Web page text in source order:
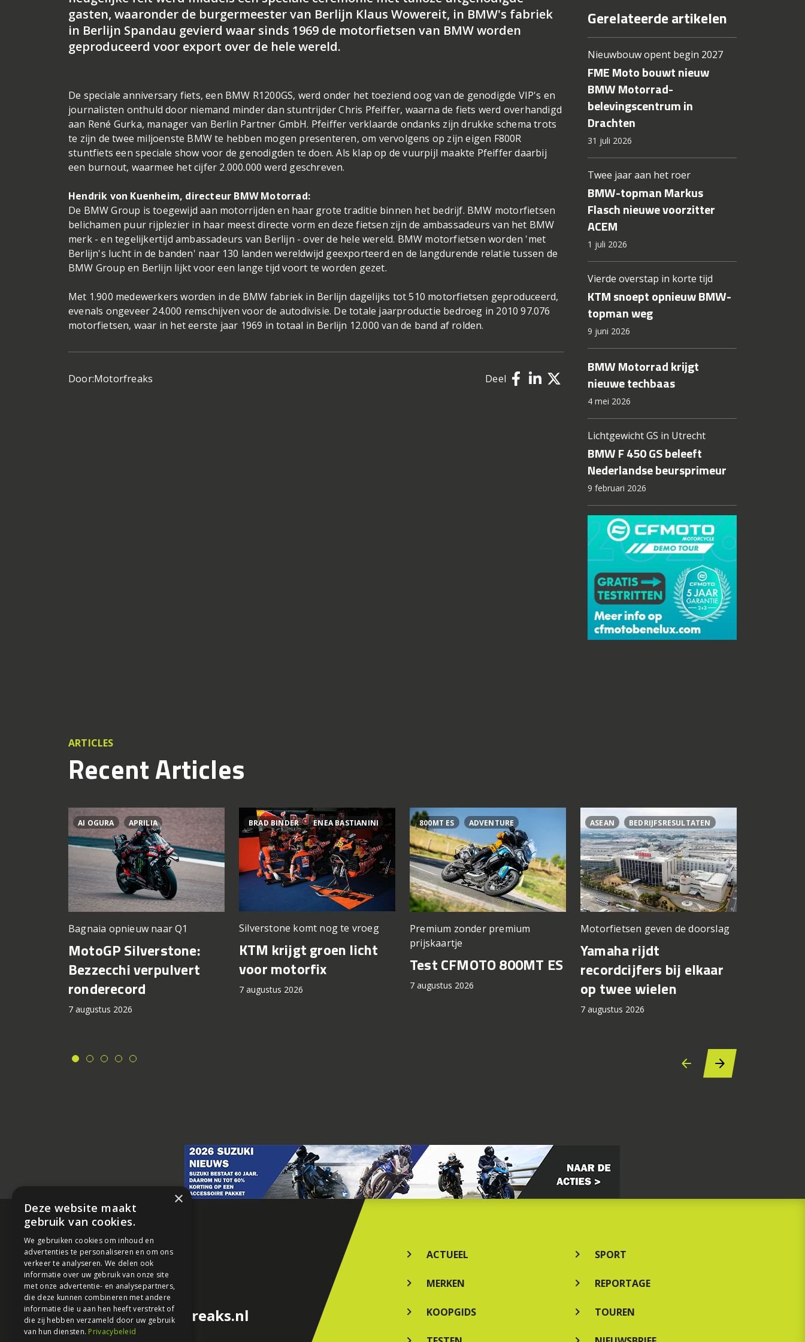
gasten, waaronder de burgermeester van Berlijn Klaus Wowereit, in BMW's fabriek
in Berlijn Spandau gevierd waar sinds 1969 de motorfietsen van BMW worden
geproduceerd voor export over de hele wereld.
De speciale anniversary fiets, een BMW R1200GS, werd onder het toeziend oog van de genodigde VIP's en
journalisten onthuld door niemand minder dan stuntrijder Chris Pfeiffer, waarna de fiets werd overhandigd
aan René Gurka, manager van Berlin Partner GmbH. Pfeiffer verklaarde ondanks zijn drukke schema trots
te zijn de twee miljoenste BMW te hebben mogen presenteren, om vervolgens op zijn eigen F800R
stuntfiets een speciale show voor de genodigden te doen. Als klap op de vuurpijl maakte Pfeiffer daarbij
een burnout, waarmee het cijfer 2.000.000 werd geschreven.
Hendrik von Kuenheim, directeur BMW Motorrad:
De BMW Group is toegewijd aan motorrijden en haar grote traditie binnen het bedrijf. BMW motorfietsen
belichamen puur rijplezier in haar meest directe vorm en deze fietsen zijn de ambassadeurs van het BMW
merk - en tegelijkertijd ambassadeurs van Berlijn - over de hele wereld. BMW motorfietsen worden 'met
Berlijn's lucht in de banden' naar 130 landen wereldwijd geexporteerd en de langdurende relatie tussen de
BMW Group en Berlijn lijkt voor een lange tijd voort te worden gezet.
Met 1.900 medewerkers worden in de BMW fabriek in Berlijn dagelijks tot 510 motorfietsen geproduceerd,
evenals ongeveer 24.000 remschijven voor de autodivisie. De totale jaarproductie bedroeg in 2010 97.076
motorfietsen, waar in het eerste jaar 1969 in totaal in Berlijn 12.000 van de band af rolden.
Door:Motorfreaks Deel
Gerelateerde artikelen
Nieuwbouw opent begin 2027
FME Moto bouwt nieuw
BMW Motorrad-
belevingscentrum in
Drachten
31 juli 2026
Twee jaar aan het roer
BMW-topman Markus
Flasch nieuwe voorzitter
ACEM
1 juli 2026
Vierde overstap in korte tijd
KTM snoept opnieuw BMW-
topman weg
9 juni 2026
BMW Motorrad krijgt
nieuwe techbaas
4 mei 2026
Lichtgewicht GS in Utrecht
BMW F 450 GS beleeft
Nederlandse beursprimeur
9 februari 2026
ARTICLES
Recent Articles
AI OGURA APRILIA
Bagnaia opnieuw naar Q1
MotoGP Silverstone:
Bezzecchi verpulvert
ronderecord
7 augustus 2026
BRAD BINDER ENEA BASTIANINI
Silverstone komt nog te vroeg
KTM krijgt groen licht
voor motorfix
7 augustus 2026
800MT ES ADVENTURE
Premium zonder premium
prijskaartje
Test CFMOTO 800MT ES
7 augustus 2026
ASEAN BEDRIJFSRESULTATEN
Motorfietsen geven de doorslag
Yamaha rijdt
recordcijfers bij elkaar
op twee wielen
7 augustus 2026
redactie@motorfreaks.nl
ACTUEEL
MERKEN
KOOPGIDS
SPORT
REPORTAGE
TOUREN
×
Deze website maakt
gebruik van cookies.
We gebruiken cookies om inhoud en
advertenties te personaliseren en om ons
verkeer te analyseren. We delen ook
informatie over uw gebruik van onze site
met onze advertentie- en analysepartners,
die deze kunnen combineren met andere
informatie die u aan hen heeft verstrekt of
die zij hebben verzameld door uw gebruik
van hun diensten. Privacybeleid